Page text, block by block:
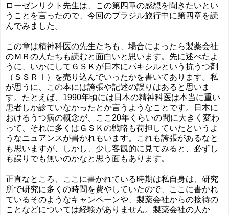
ローゼンリクト先生は、この第四章の感想を聞きたいとい
うことを言ったので、今回のブラジル旅行中に第四章を読
んでみました。
この章は精神科医の先生たちも、場合によったら製薬会社
のＭＲの人たちも読むと面白いと思います。先に述べたよ
うに、いかにしてＧＳＫが日本にパキシルという抗うつ剤
（ＳＳＲＩ）を売り込んでいったかを書いてあります。私
が思うに、この本には誇張や記述の誤りはあると思いま
す。たとえば、1990年頃には日本の精神科医は本当に重い
患者しか診ていなかったとか言うようなことです。日本に
おけるうつ病の概念が、ここ20年くらいの間に大きく変わ
って、それに多くはＧＳＫの戦略も荷担していたというよ
うなニュアンスが書かれもいます。これも誇張があるなと
も思いますが、しかし、少し客観的に見てみると、必ずし
も誤りでも無いのかなと思う面もあります。
正直なところ、ここに書かれている時期は私自身は、研究
所で研究に多くの時間を費やしていたので、ここに書かれ
ているそのようなキャンペーンや、製薬会社からの接待の
ことなどについては経験がありません。製薬会社の人か